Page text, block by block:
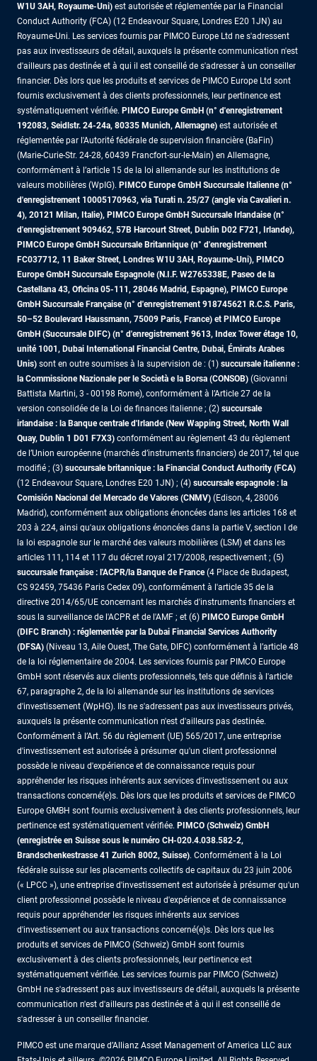
W1U 3AH, Royaume-Uni) est autorisée et réglementée par la Financial
Conduct Authority (FCA) (12 Endeavour Square, Londres E20 1JN) au
Royaume-Uni. Les services fournis par PIMCO Europe Ltd ne s'adressent
pas aux investisseurs de détail, auxquels la présente communication n'est
d'ailleurs pas destinée et à qui il est conseillé de s'adresser à un conseiller
financier. Dès lors que les produits et services de PIMCO Europe Ltd sont
fournis exclusivement à des clients professionnels, leur pertinence est
systématiquement vérifiée. PIMCO Europe GmbH (n° d'enregistrement
192083, Seidlstr. 24-24a, 80335 Munich, Allemagne) est autorisée et
réglementée par l'Autorité fédérale de supervision financière (BaFin)
(Marie-Curie-Str. 24-28, 60439 Francfort-sur-le-Main) en Allemagne,
conformément à l’article 15 de la loi allemande sur les institutions de
valeurs mobilières (WpIG). PIMCO Europe GmbH Succursale Italienne (n°
d'enregistrement 10005170963, via Turati n. 25/27 (angle via Cavalieri n.
4), 20121 Milan, Italie), PIMCO Europe GmbH Succursale Irlandaise (n°
d'enregistrement 909462, 57B Harcourt Street, Dublin D02 F721, Irlande),
PIMCO Europe GmbH Succursale Britannique (n° d'enregistrement
FC037712, 11 Baker Street, Londres W1U 3AH, Royaume-Uni), PIMCO
Europe GmbH Succursale Espagnole (N.I.F. W2765338E, Paseo de la
Castellana 43, Oficina 05-111, 28046 Madrid, Espagne), PIMCO Europe
GmbH Succursale Française (n° d'enregistrement 918745621 R.C.S. Paris,
50–52 Boulevard Haussmann, 75009 Paris, France) et PIMCO Europe
GmbH (Succursale DIFC) (n° d'enregistrement 9613, Index Tower étage 10,
unité 1001, Dubai International Financial Centre, Dubai, Émirats Arabes
Unis) sont en outre soumises à la supervision de : (1) succursale italienne :
la Commissione Nazionale per le Società e la Borsa (CONSOB) (Giovanni
Battista Martini, 3 - 00198 Rome), conformément à l’Article 27 de la
version consolidée de la Loi de finances italienne ; (2) succursale
irlandaise : la Banque centrale d'Irlande (New Wapping Street, North Wall
Quay, Dublin 1 D01 F7X3) conformément au règlement 43 du règlement
de l’Union européenne (marchés d’instruments financiers) de 2017, tel que
modifié ; (3) succursale britannique : la Financial Conduct Authority (FCA)
(12 Endeavour Square, Londres E20 1JN) ; (4) succursale espagnole : la
Comisión Nacional del Mercado de Valores (CNMV) (Edison, 4, 28006
Madrid), conformément aux obligations énoncées dans les articles 168 et
203 à 224, ainsi qu'aux obligations énoncées dans la partie V, section I de
la loi espagnole sur le marché des valeurs mobilières (LSM) et dans les
articles 111, 114 et 117 du décret royal 217/2008, respectivement ; (5)
succursale française : l'ACPR/la Banque de France(4 Place de Budapest,
CS 92459, 75436 Paris Cedex 09), conformément à l'article 35 de la
directive 2014/65/UE concernant les marchés d'instruments financiers et
sous la surveillance de l'ACPR et de l'AMF ; et (6) PIMCO Europe GmbH
(DIFC Branch) : réglementée par la Dubai Financial Services Authority
(DFSA) (Niveau 13, Aile Ouest, The Gate, DIFC) conformément à l’article 48
de la loi réglementaire de 2004. Les services fournis par PIMCO Europe
GmbH sont réservés aux clients professionnels, tels que définis à l'article
67, paragraphe 2, de la loi allemande sur les institutions de services
d'investissement (WpHG). Ils ne s'adressent pas aux investisseurs privés,
auxquels la présente communication n'est d'ailleurs pas destinée.
Conformément à l’Art. 56 du règlement (UE) 565/2017, une entreprise
d'investissement est autorisée à présumer qu'un client professionnel
possède le niveau d'expérience et de connaissance requis pour
appréhender les risques inhérents aux services d'investissement ou aux
transactions concerné(e)s. Dès lors que les produits et services de PIMCO
Europe GMBH sont fournis exclusivement à des clients professionnels, leur
pertinence est systématiquement vérifiée. PIMCO (Schweiz) GmbH
(enregistrée en Suisse sous le numéro CH-020.4.038.582-2,
Brandschenkestrasse 41 Zurich 8002, Suisse). Conformément à la Loi
fédérale suisse sur les placements collectifs de capitaux du 23 juin 2006
(« LPCC »), une entreprise d'investissement est autorisée à présumer qu'un
client professionnel possède le niveau d'expérience et de connaissance
requis pour appréhender les risques inhérents aux services
d'investissement ou aux transactions concerné(e)s. Dès lors que les
produits et services de PIMCO (Schweiz) GmbH sont fournis
exclusivement à des clients professionnels, leur pertinence est
systématiquement vérifiée. Les services fournis par PIMCO (Schweiz)
GmbH ne s'adressent pas aux investisseurs de détail, auxquels la présente
communication n'est d'ailleurs pas destinée et à qui il est conseillé de
s'adresser à un conseiller financier.
PIMCO est une marque d’Allianz Asset Management of America LLC aux